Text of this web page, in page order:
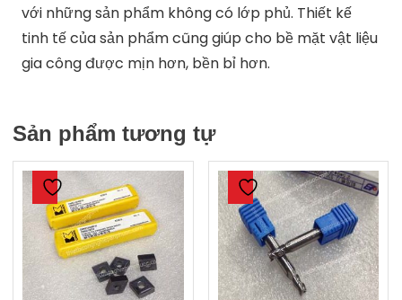
với những sản phẩm không có lớp phủ. Thiết kế
tinh tế của sản phẩm cũng giúp cho bề mặt vật liệu
gia công được mịn hơn, bền bỉ hơn.
Sản phẩm tương tự